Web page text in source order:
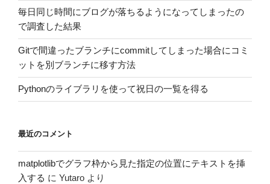
毎日同じ時間にブログが落ちるようになってしまったの
で調査した結果
Gitで間違ったブランチにcommitしてしまった場合にコミ
ットを別ブランチに移す方法
Pythonのライブラリを使って祝日の一覧を得る
最近のコメント
matplotlibでグラフ枠から見た指定の位置にテキストを挿
入する に Yutaro より